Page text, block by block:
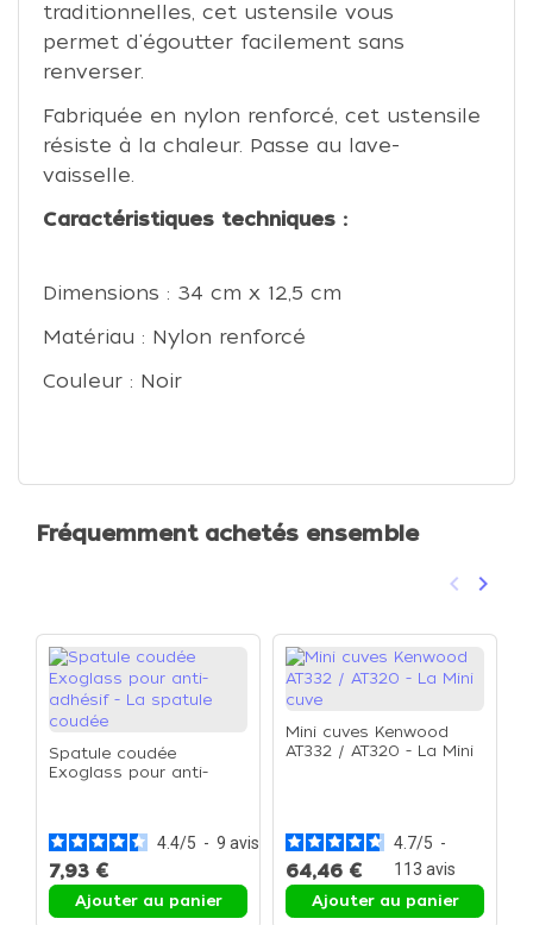
traditionnelles, cet ustensile vous
permet d'égoutter facilement sans
renverser.
Fabriquée en nylon renforcé, cet ustensile
résiste à la chaleur. Passe au lave-
vaisselle.
Caractéristiques techniques :
Dimensions : 34 cm x 12,5 cm
Matériau : Nylon renforcé
Couleur : Noir
Fréquemment achetés ensemble
Précédent
keyboard_arrow_left keyboard_arrow_right
Spatule coudée
Exoglass pour anti-
4.4/5 - 9 avis
7,93 €
Ajouter au panier
Mini cuves Kenwood
AT332 / AT320 - La Mini
4.7/5 -
113 avis
64,46 €
Ajouter au panier